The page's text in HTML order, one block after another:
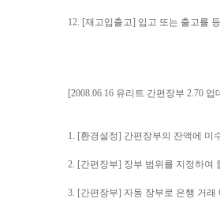
12. [재고입출고] 입고 또는 출고를
[2008.06.16 유리트 간편장부 2.70 업
1. [환경설정] 간편장부의 잔액에 미
2. [간편장부] 장부 범위를 지정하여
3. [간편장부] 자동 장부로 은행 거